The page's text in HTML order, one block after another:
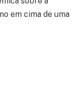
em cima de uma